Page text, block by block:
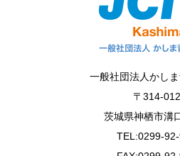
一般社団法人かし
〒314-
茨城県神栖市溝
TEL:0299-92-